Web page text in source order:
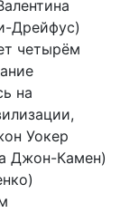
Дрейфус)
четырём
на
Уокер
Джон-Камен)